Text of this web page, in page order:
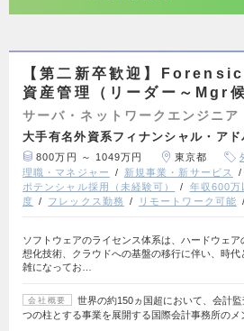
【第二新卒歓迎】Forensic
資産管理（リーダー～Mgr候
サーバ・ネットワークエンジニア
大手有名外資系フィナンシャル・ア
800万円 ～ 1049万円 東京都
理職・マネジャー
新規事業・新サービス
ポテンシャル採用（未経験可）
年収600万
度
フレックス勤務 リモートワーク可能
ソフトウェアのライセンス体系は、ハードウェア
想化技術、クラウドへの基盤の移行に伴い、時代
雑になってお…
会社概要
世界の約150ヵ国超において、会計
つの柱とする事業を展開する国際会計事務所のメ